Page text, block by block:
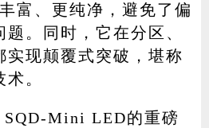
富、更纯净，避免了偏
。同时，它在分区、
实现颠覆式突破，堪称
。
SQD-Mini LED的重磅